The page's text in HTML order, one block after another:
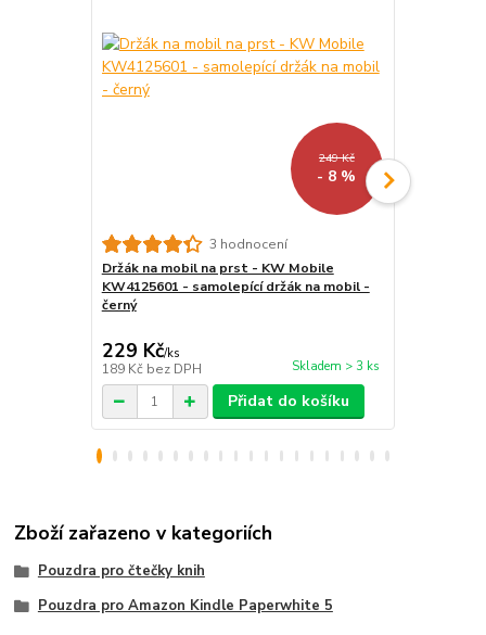
249 Kč
- 8 %
3 hodnocení
Držák na mobil na prst - KW Mobile
KW4125601 - samolepící držák na mobil -
černý
229 Kč/ks
189 Kč bez DPH Skladem > 3 ks
Přidat do košíku
Zboží zařazeno v kategoriích
Pouzdra pro čtečky knih
Pouzdra pro Amazon Kindle Paperwhite 5